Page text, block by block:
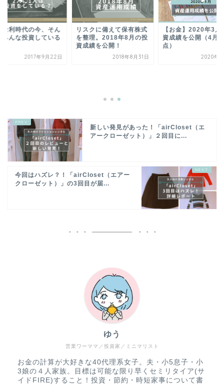
金利時代の今、そん
みんな投資している
2017年9月22日
リスクに備えて保有株式
を整理。2018年8月の投
資成績を公開！
2018年8月31日
【お金】2020年3月
資成績を公開（4月1
点）
2020年4
新しい発見があった！「airCloset（エ
アークローゼット）」２回目に...
今回はハズレ？！「airCloset（エアー
クローゼット）」の3回目が届...
営業ワーママ／投資家／ミニマリスト
ゆう
お金の計算が大好きな40代理系女子。夫・小5息子・小
3娘の４人家族。目標は可能な限り早くセミリタイア(サ
イドFIRE)すること！投資・節約・時短家事について書